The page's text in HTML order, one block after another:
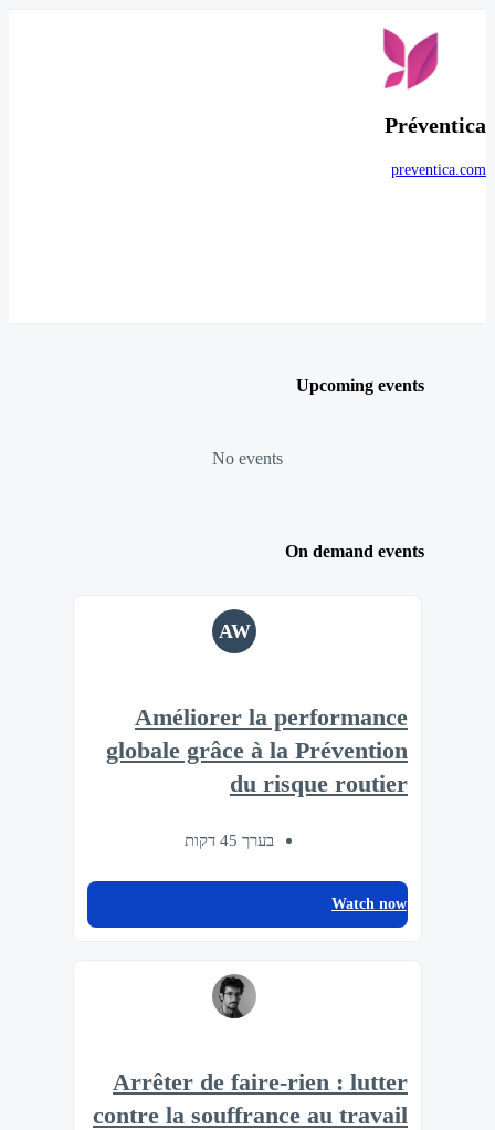
Préventica
preventica.com
Upcoming events
No events
On demand events
AW
Améliorer la performance
globale grâce à la Prévention
du risque routier
בערך 45 דקות
Watch now
Arrêter de faire-rien : lutter
contre la souffrance au travail